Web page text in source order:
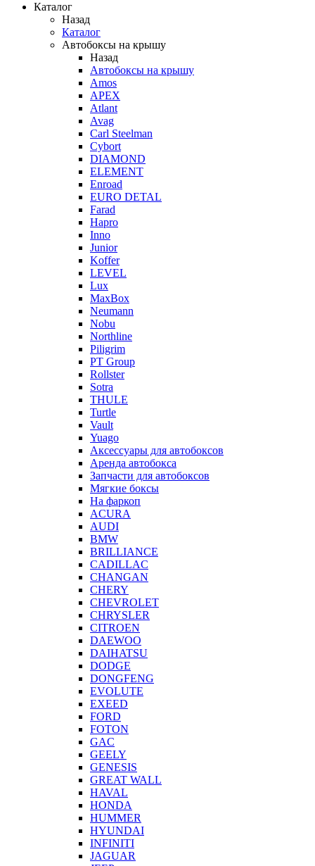
Каталог
Назад
Каталог
Автобоксы на крышу
Назад
Автобоксы на крышу
Amos
APEX
Atlant
Avag
Carl Steelman
Cybort
DIAMOND
ELEMENT
Enroad
EURO DETAL
Farad
Hapro
Inno
Junior
Koffer
LEVEL
Lux
MaxBox
Neumann
Nobu
Northline
Piligrim
PT Group
Rollster
Sotra
THULE
Turtle
Vault
Yuago
Аксессуары для автобоксов
Аренда автобокса
Запчасти для автобоксов
Мягкие боксы
На фаркоп
ACURA
AUDI
BMW
BRILLIANCE
CADILLAC
CHANGAN
CHERY
CHEVROLET
CHRYSLER
CITROEN
DAEWOO
DAIHATSU
DODGE
DONGFENG
EVOLUTE
EXEED
FORD
FOTON
GAC
GEELY
GENESIS
GREAT WALL
HAVAL
HONDA
HUMMER
HYUNDAI
INFINITI
JAGUAR